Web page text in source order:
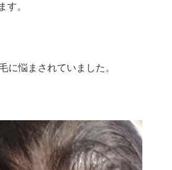
す。
に悩まされていました。